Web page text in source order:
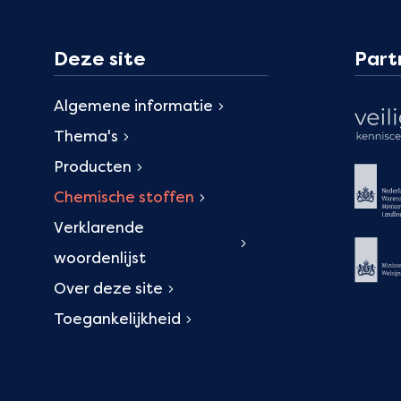
Deze site
Algemene informatie
Thema's
Producten
Chemische stoffen
Verklarende
woordenlijst
Over deze site
Toegankelijkheid